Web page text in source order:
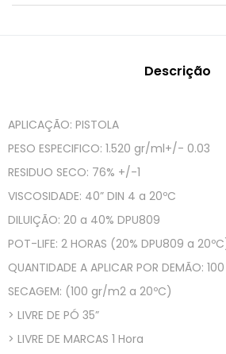
Descrição
APLICAÇÃO: PISTOLA
PESO ESPECIFICO: 1.520 gr/ml+/- 0.03
RESIDUO SECO: 76% +/-1
VISCOSIDADE: 40” DIN 4 a 20ºC
DILUIÇÃO: 20 a 40% DPU809
POT-LIFE: 2 HORAS (20% DPU809 a
QUANTIDADE A APLICAR POR DEMÃO:
SECAGEM: (100 gr/m2 a 20ºC)
> LIVRE DE PÓ 35”
> LIVRE DE MARCAS 1 Hora